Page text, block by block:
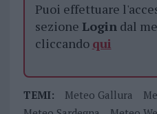
Puoi effettuare
sezione Logindal
cliccando qui
TEMI: Meteo Gallura